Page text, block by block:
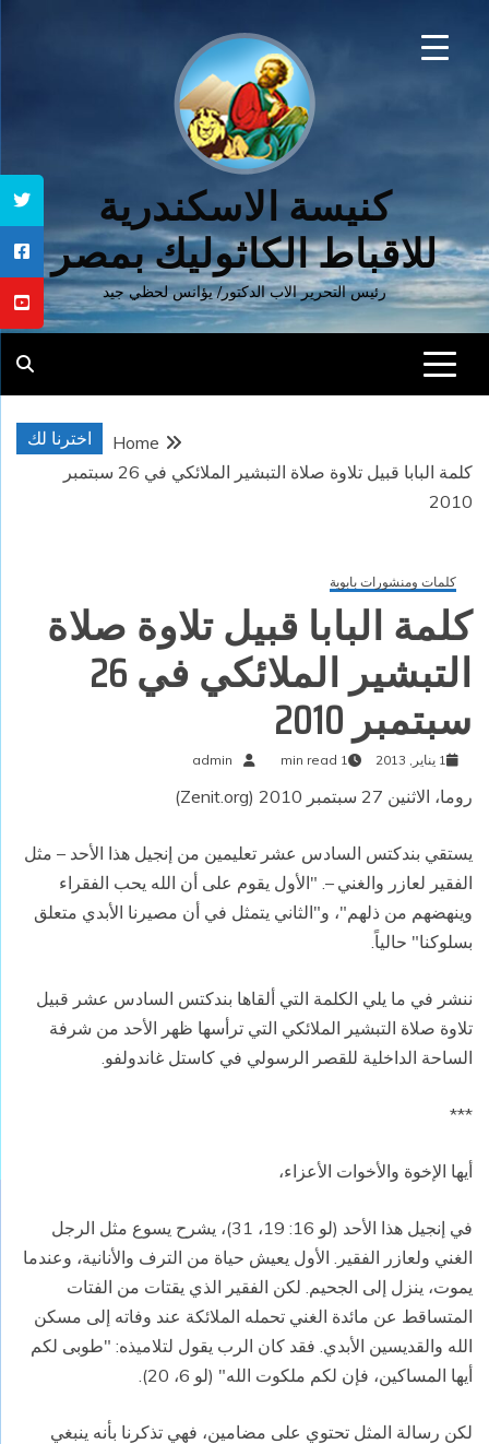
كنيسة الاسكندرية
للاقباط الكاثوليك بمصر
رئيس التحرير الاب الدكتور/ يؤانس لحظي جيد
اخترنا لك
Home
كلمة البابا قبيل تلاوة صلاة التبشير الملائكي في 26 سبتمبر
2010
كلمات ومنشورات بابوية
كلمة البابا قبيل تلاوة صلاة
التبشير الملائكي في 26
سبتمبر 2010
1 يناير, 2013 1 min read
admin
روما، الاثنين 27 سبتمبر 2010 (Zenit.org)
يستقي بندكتس السادس عشر تعليمين من إنجيل هذا الأحد – مثل
الفقير لعازر والغني –. "الأول يقوم على أن الله يحب الفقراء
وينهضهم من ذلهم"، و"الثاني يتمثل في أن مصيرنا الأبدي متعلق
بسلوكنا" حالياً.
ننشر في ما يلي الكلمة التي ألقاها بندكتس السادس عشر قبيل
تلاوة صلاة التبشير الملائكي التي ترأسها ظهر الأحد من شرفة
الساحة الداخلية للقصر الرسولي في كاستل غاندولفو.
***
أيها الإخوة والأخوات الأعزاء،
في إنجيل هذا الأحد (لو 16: 19، 31)، يشرح يسوع مثل الرجل
الغني ولعازر الفقير. الأول يعيش حياة من الترف والأنانية، وعندما
يموت، ينزل إلى الجحيم. لكن الفقير الذي يقتات من الفتات
المتساقط عن مائدة الغني تحمله الملائكة عند وفاته إلى مسكن
الله والقديسين الأبدي. فقد كان الرب يقول لتلاميذه: "طوبى لكم
أيها المساكين، فإن لكم ملكوت الله" (لو 6، 20).
لكن رسالة المثل تحتوي على مضامين، فهي تذكرنا بأنه ينبغي